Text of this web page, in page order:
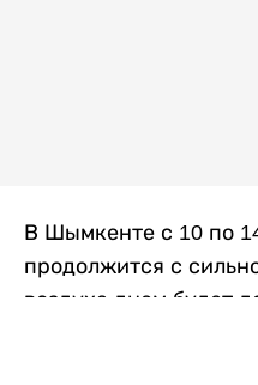
В Шымкенте с 10 по
продолжится с
воздуха днем будет